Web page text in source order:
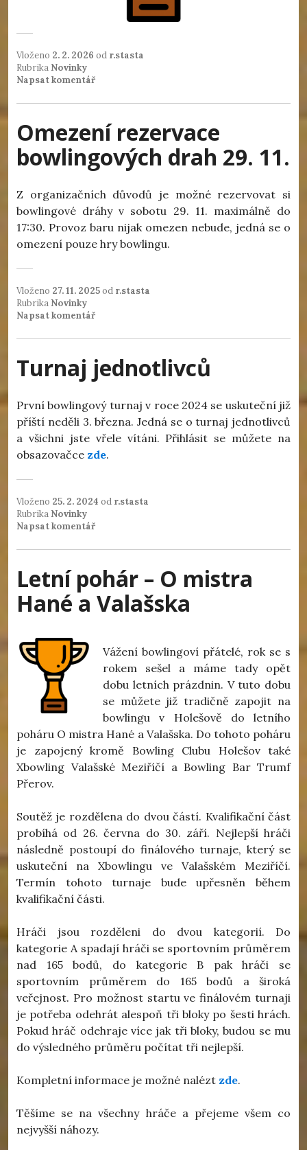
Vloženo 2. 2. 2026 od r.stasta
Rubrika Novinky
Napsat komentář
Omezení rezervace
bowlingových drah 29. 11.
Z organizačních důvodů je možné rezervovat si
bowlingové dráhy v sobotu 29. 11. maximálně do
17:30. Provoz baru nijak omezen nebude, jedná se o
omezení pouze hry bowlingu.
Vloženo 27. 11. 2025od r.stasta
Rubrika Novinky
Napsat komentář
Turnaj jednotlivců
První bowlingový turnaj v roce 2024 se uskuteční již
příští neděli 3. března. Jedná se o turnaj jednotlivců
a všichni jste vřele vítáni. Přihlásit se můžete na
obsazovačce zde.
Vloženo 25. 2. 2024 od r.stasta
Rubrika Novinky
Napsat komentář
Letní pohár – O mistra
Hané a Valašska
Vážení bowlingoví přátelé, rok se s
rokem sešel a máme tady opět
dobu letních prázdnin. V tuto dobu
se můžete již tradičně zapojit na
bowlingu v Holešově do letního
poháru O mistra Hané a Valašska. Do tohoto poháru
je zapojený kromě Bowling Clubu Holešov také
Xbowling Valašské Meziříčí a Bowling Bar Trumf
Přerov.
Soutěž je rozdělena do dvou částí. Kvalifikační část
probíhá od 26. června do 30. září. Nejlepší hráči
následně postoupí do finálového turnaje, který se
uskuteční na Xbowlingu ve Valašském Meziříčí.
Termín tohoto turnaje bude upřesněn během
kvalifikační části.
Hráči jsou rozděleni do dvou kategorií. Do
kategorie A spadají hráči se sportovním průměrem
nad 165 bodů, do kategorie B pak hráči se
sportovním průměrem do 165 bodů a široká
veřejnost. Pro možnost startu ve finálovém turnaji
je potřeba odehrát alespoň tři bloky po šesti hrách.
Pokud hráč odehraje více jak tři bloky, budou se mu
do výsledného průměru počítat tři nejlepší.
Kompletní informace je možné nalézt zde.
Těšíme se na všechny hráče a přejeme všem co
nejvyšší náhozy.